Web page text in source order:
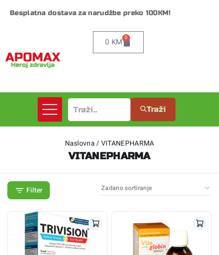
Besplatna dostava za narudžbe preko 100KM!
0 KM 0
Traži
Naslovna /VITANEPHARMA
VITANEPHARMA
Filter